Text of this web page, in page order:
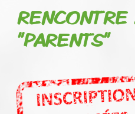
"PARENTS"